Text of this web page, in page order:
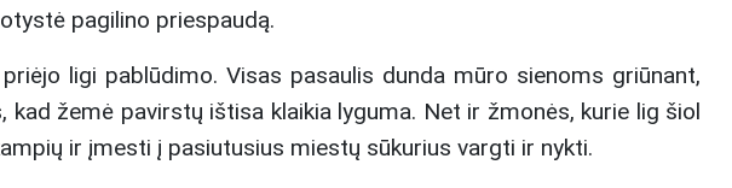
pagilino priespaudą.
ligi pablūdimo. Visas pasaulis dunda mūro sienoms griūnant,
žemė pavirstų ištisa klaikia lyguma. Net ir žmonės, kurie lig šiol
ir įmesti į pasiutusius miestų sūkurius vargti ir nykti.